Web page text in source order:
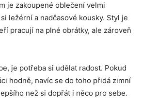
je zakoupené oblečení velmi
ležérní a nadčasové kousky. Styl je
pracují na plné obrátky, ale zároveň
je potřeba si udělat radost. Pokud
hodně, navíc se do toho přidá zimní
než si dopřát i něco pro sebe.